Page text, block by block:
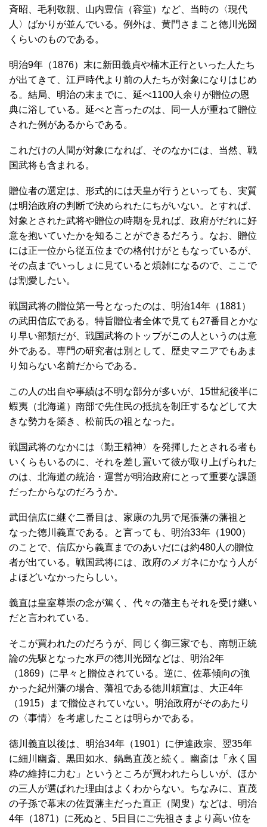
斉昭、毛利敬親、山内豊信（容堂）など、当時の〈現代
人〉ばかりが並んでいる。例外は、黄門さまこと徳川光圀
くらいのものである。
明治9年（1876）末に新田義貞や楠木正行といった人たち
が出てきて、江戸時代より前の人たちが対象になりはじめ
る。結局、明治の末までに、延べ1100人余りが贈位の恩
典に浴している。延べと言ったのは、同一人が重ねて贈位
された例があるからである。
これだけの人間が対象になれば、そのなかには、当然、戦
国武将も含まれる。
贈位者の選定は、形式的には天皇が行うといっても、実質
は明治政府の判断で決められたにちがいない。とすれば、
対象とされた武将や贈位の時期を見れば、政府がだれに好
意を抱いていたかを知ることができるだろう。なお、贈位
には正一位から従五位までの格付けがともなっているが、
その点までいっしょに見ていると煩雑になるので、ここで
は割愛したい。
戦国武将の贈位第一号となったのは、明治14年（1881）
の武田信広である。特旨贈位者全体で見ても27番目とかな
り早い部類だが、戦国武将のトップがこの人というのは意
外である。専門の研究者は別として、歴史マニアでもあま
り知らない名前だからである。
この人の出自や事績は不明な部分が多いが、15世紀後半に
蝦夷（北海道）南部で先住民の抵抗を制圧するなどして大
きな勢力を築き、松前氏の祖となった。
戦国武将のなかには〈勤王精神〉を発揮したとされる者も
いくらもいるのに、それを差し置いて彼が取り上げられた
のは、北海道の統治・運営が明治政府にとって重要な課題
だったからなのだろうか。
武田信広に継ぐ二番目は、家康の九男で尾張藩の藩祖と
なった徳川義直である。と言っても、明治33年（1900）
のことで、信広から義直までのあいだには約480人の贈位
者が出ている。戦国武将には、政府のメガネにかなう人が
よほどいなかったらしい。
義直は皇室尊崇の念が篤く、代々の藩主もそれを受け継い
だと言われている。
そこが買われたのだろうが、同じく御三家でも、南朝正統
論の先駆となった水戸の徳川光圀などは、明治2年
（1869）に早々と贈位されている。逆に、佐幕傾向の強
かった紀州藩の場合、藩祖である徳川頼宣は、大正4年
（1915）まで贈位されていない。明治政府がそのあたり
の〈事情〉を考慮したことは明らかである。
徳川義直以後は、明治34年（1901）に伊達政宗、翌35年
に細川幽斎、黒田如水、鍋島直茂と続く。幽斎は「永く国
粋の維持に力む」というところが買われたらしいが、ほか
の三人が選ばれた理由はよくわからない。ちなみに、直茂
の子孫で幕末の佐賀藩主だった直正（閑叟）などは、明治
4年（1871）に死ぬと、5日目にご先祖さまより高い位を